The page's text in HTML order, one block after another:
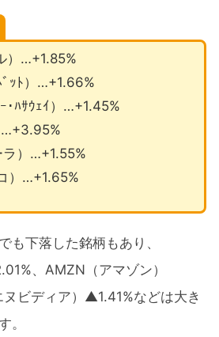
）…+1.85%
ﾞｯﾄ）…+1.66%
･ﾊｻｳｪｲ）…+1.45%
…+3.95%
ラ）…+1.55%
）…+1.65%
も下落した銘柄もあり、
、AMZN（アマゾン）
ビディア）▲1.41%などは大き
。